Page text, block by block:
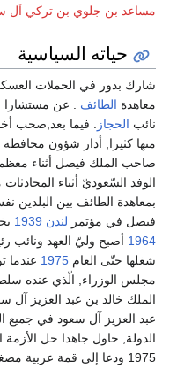
مساعد بن جلوي بن تركي آل
حياته السياسية
شارك بدور في الحملات
معاهدة الطائف . عن مستشارا
نائب الحجاز . فيما بعد,صحب
منها كثيرا, أدار شؤون محافظة
الوفد السّعوديّ أثناء المحادثات
بمعاهدة الطائف بين البلدين
فيصل في مؤتمر لندن 1939
1964 أصبح وليّ العهد ونائب
شغلها حتّى العام 1975 عندما
مجلس الوزراء, الّذي عنده
الملك خالد بن عبد العزيز
عبد العزيز آل سعود في جميع
الدولة, حاول جاهدا حل الأزمة
1975 ودعا إلى قمة عربية